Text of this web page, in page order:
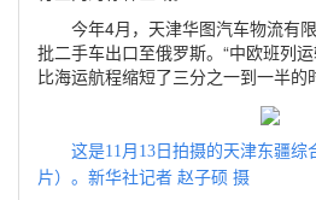
今年4月，天津华图汽车物流有
批二手车出口至俄罗斯。“中欧班列
比海运航程缩短了三分之一到一半的
这是11月13日拍摄的天津东疆综
片）。新华社记者 赵子硕 摄